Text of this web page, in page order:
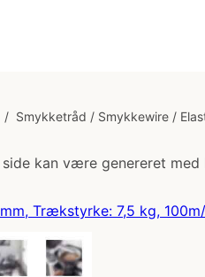
/ Smykketråd / Smykkewire /
kan være genereret